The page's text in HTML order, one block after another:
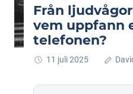
Från
vem uppfann
telefonen?
11 juli 2025